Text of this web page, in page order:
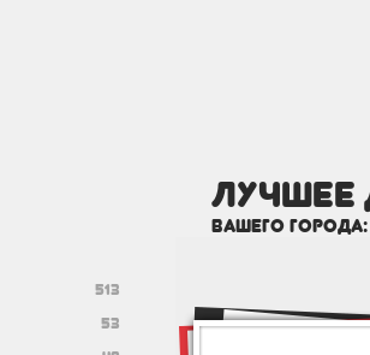
513
53
лучшее
вашего